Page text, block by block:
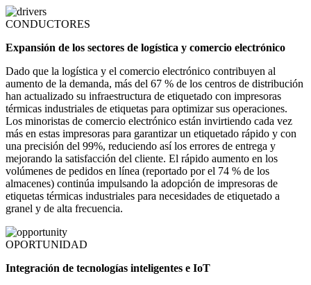
CONDUCTORES
Expansión de los sectores de logística y comercio electrónico
Dado que la logística y el comercio electrónico contribuyen al
aumento de la demanda, más del 67 % de los centros de distribución
han actualizado su infraestructura de etiquetado con impresoras
térmicas industriales de etiquetas para optimizar sus operaciones.
Los minoristas de comercio electrónico están invirtiendo cada vez
más en estas impresoras para garantizar un etiquetado rápido y con
una precisión del 99%, reduciendo así los errores de entrega y
mejorando la satisfacción del cliente. El rápido aumento en los
volúmenes de pedidos en línea (reportado por el 74 % de los
almacenes) continúa impulsando la adopción de impresoras de
etiquetas térmicas industriales para necesidades de etiquetado a
granel y de alta frecuencia.
OPORTUNIDAD
Integración de tecnologías inteligentes e IoT